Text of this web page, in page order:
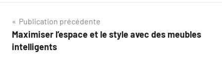
Navigation
de
Publication précédente
Maximiser l’espace et le style avec des meubles
intelligents